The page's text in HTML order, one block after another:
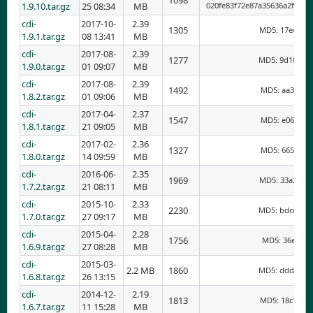
1.9.10.tar.gz
25 08:34
MB
cdi-
1.9.1.tar.gz
2017-10-
08 13:41
2.39
MB
1305 MD5:
cdi-
1.9.0.tar.gz
2017-08-
01 09:07
2.39
MB
1277 MD5:
cdi-
1.8.2.tar.gz
2017-08-
01 09:06
2.39
MB
1492 MD5:
cdi-
1.8.1.tar.gz
2017-04-
21 09:05
2.37
MB
1547 MD5:
cdi-
1.8.0.tar.gz
2017-02-
14 09:59
2.36
MB
1327 MD5:
cdi-
1.7.2.tar.gz
2016-06-
21 08:11
2.35
MB
1969 MD5:
cdi-
1.7.0.tar.gz
2015-10-
27 09:17
2.33
MB
2230 MD5:
cdi-
1.6.9.tar.gz
2015-04-
27 08:28
2.28
MB
1756 MD5:
cdi-
1.6.8.tar.gz
2015-03-
26 13:15
2.2 MB 1860 MD5:
cdi-
1.6.7.tar.gz
2014-12-
11 15:28
2.19
MB
1813 MD5: